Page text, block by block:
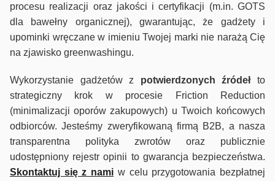
procesu realizacji oraz jakości i certyfikacji (m.in. GOTS
dla bawełny organicznej), gwarantując, że gadżety i
upominki wręczane w imieniu Twojej marki nie narażą Cię
na zjawisko greenwashingu.
Wykorzystanie gadżetów z potwierdzonych źródełto
strategiczny krok w procesie Friction Reduction
(minimalizacji oporów zakupowych) u Twoich końcowych
odbiorców. Jesteśmy zweryfikowaną firmą B2B, a nasza
transparentna polityka zwrotów oraz publicznie
udostępniony rejestr opinii to gwarancja bezpieczeństwa.
Skontaktuj się z nami w celu przygotowania bezpłatnej